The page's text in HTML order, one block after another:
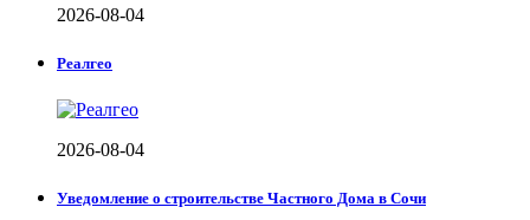
2026-08-04
Реалгео
2026-08-04
Уведомление о строительстве Частного Дома в Сочи